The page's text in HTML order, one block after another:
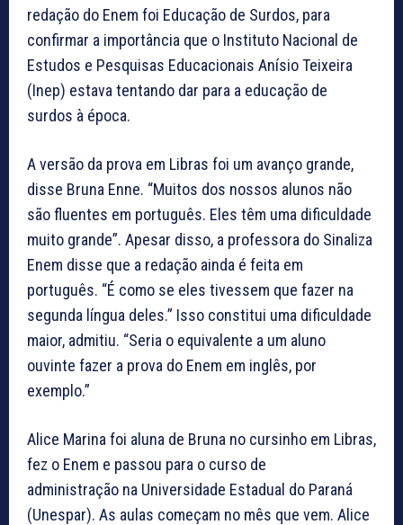
redação do Enem foi Educação de Surdos, para
confirmar a importância que o Instituto Nacional de
Estudos e Pesquisas Educacionais Anísio Teixeira
(Inep) estava tentando dar para a educação de
surdos à época.
A versão da prova em Libras foi um avanço grande,
disse Bruna Enne. “Muitos dos nossos alunos não
são fluentes em português. Eles têm uma dificuldade
muito grande”. Apesar disso, a professora do Sinaliza
Enem disse que a redação ainda é feita em
português. “É como se eles tivessem que fazer na
segunda língua deles.” Isso constitui uma dificuldade
maior, admitiu. “Seria o equivalente a um aluno
ouvinte fazer a prova do Enem em inglês, por
exemplo.”
Alice Marina foi aluna de Bruna no cursinho em Libras,
fez o Enem e passou para o curso de
administração na Universidade Estadual do Paraná
(Unespar). As aulas começam no mês que vem. Alice